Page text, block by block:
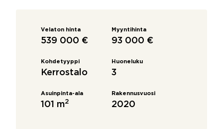
Velaton hinta
539 000 €
Myyntihinta
93 000 €
Kohdetyyppi
Kerrostalo
Huoneluku
3
Asuinpinta-ala
101 m2
Rakennusvuosi
2020